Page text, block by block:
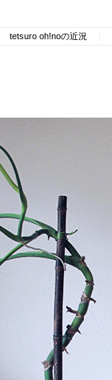
tetsuro oh!noの近況